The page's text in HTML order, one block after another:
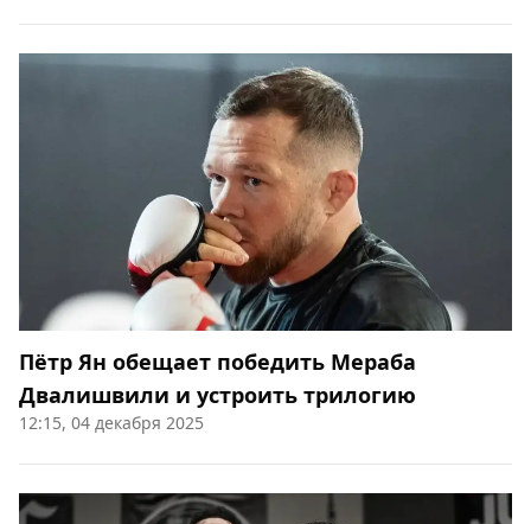
Пётр Ян обещает победить Мераба
Двалишвили и устроить трилогию
12:15, 04 декабря 2025